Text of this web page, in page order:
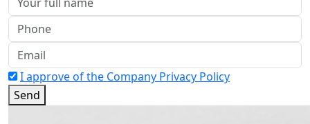
I approve of the Company Privacy Policy
Send